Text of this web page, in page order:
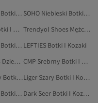
Czarny Kobiety Botki I Kozaki
SOHO Niebieski Botki I Kozaki
CMP Beżowy Botki I Kozaki
Trendyol Shoes Mężczyźni Botki I Kozaki
Simple Beżowy Botki I Kozaki LEFTIES Botki I Kozaki
Trendyol Shoes Dzieci Botki I Kozaki
CMP Srebrny Botki I Kozaki
Beżowy Kobiety Botki I Kozaki
Liger Szary Botki I Kozaki
TREND Beżowy Botki I Kozaki
Dark Seer Botki I Kozaki